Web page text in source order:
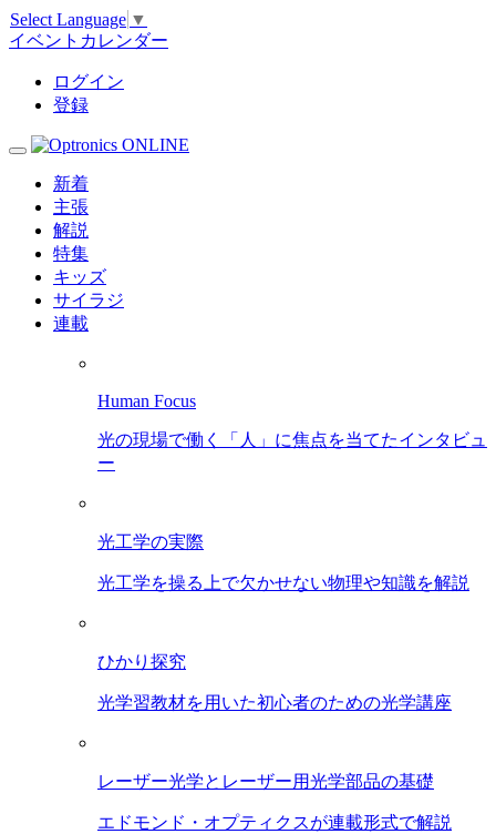
Select Language ▼
イベントカレンダー
ログイン
登録
新着
主張
解説
特集
キッズ
サイラジ
連載
Human Focus
光の現場で働く「人」に焦点を当てたインタビュ
ー
光工学の実際
光工学を操る上で欠かせない物理や知識を解説
ひかり探究
光学習教材を用いた初心者のための光学講座
レーザー光学とレーザー用光学部品の基礎
エドモンド・オプティクスが連載形式で解説